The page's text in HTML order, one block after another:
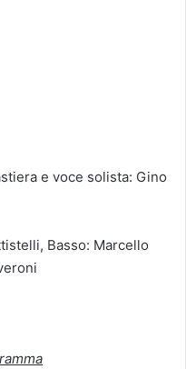
e voce solista: Gino
Basso: Marcello